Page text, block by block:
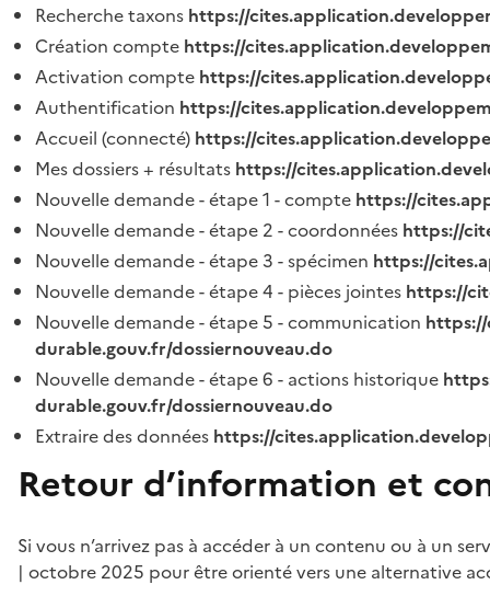
Recherche taxons https://
Création compte https://
Activation compte https://
Authentification https://
Accueil (connecté) https://
Mes dossiers + résultats https://
Nouvelle demande - étape 1 - compte https://
Nouvelle demande - étape 2 - coordonnées https://
Nouvelle demande - étape 3 - spécimen https://
Nouvelle demande - étape 4 - pièces jointes https://
Nouvelle demande - étape 5 - communication
durable.gouv.fr/dossiernouveau.do
Nouvelle demande - étape 6 - actions historique
durable.gouv.fr/dossiernouveau.do
Extraire des données https://
Retour d’information et
Si vous n’arrivez pas à accéder à un contenu ou à un
| octobre 2025 pour être orienté vers une alternative